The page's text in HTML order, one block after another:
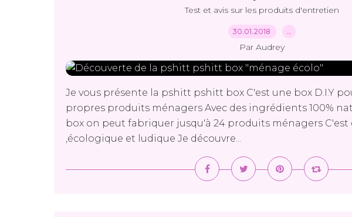
Test et avis sur les produits d'entretien
30.01.2018 …
Par Audrey
Je vous présente la pshitt pshitt box C'est une box D.I.Y
propres produits ménagers Avec des ingrédients 100%
box on peut fabriquer jusqu'à 24 produits ménagers
,écologique et ludique Je découvre...